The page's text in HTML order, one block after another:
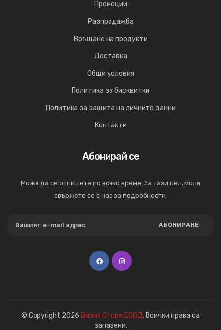
Промоции
Разпродажба
Връщане на продукти
Доставка
Общи условия
Политика за бисквитки
Политика за защита на личните данни
Контакти
Абонирай се
Може да се отпишете по всяко време. За тази цел, моля
свържете се с нас за подробности.
АБОНИРАНЕ
© Copyright 2026 Визия Сторе ЕООД. Всички права са
запазени.